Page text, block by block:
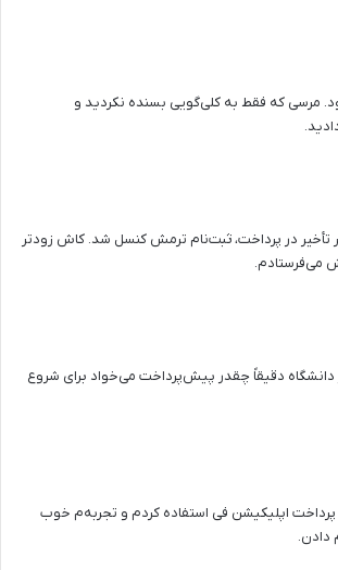
مرسی که فقط به کلی‌گویی بسنده نکردید و
تأخیر در پرداخت، ثبت‌نام ترمش کنسل شد. کاش زودتر
می‌فرستادم.
دقیقاً چقدر پیش‌پرداخت می‌خواد برای شروع
پرداخت اپلیکیشن فی استفاده کردم و تجربه‌م خوب
دادن.